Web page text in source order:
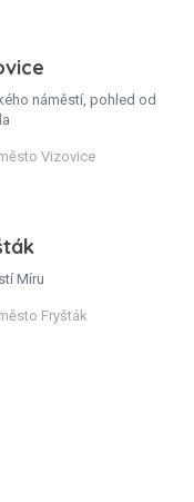
náměstí, pohled od
Vizovice
Míru
Fryšták